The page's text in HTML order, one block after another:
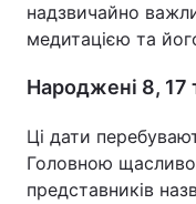
надзвичайно
медитацією та
Народжені 8, 17
Ці дати
Головною
представників